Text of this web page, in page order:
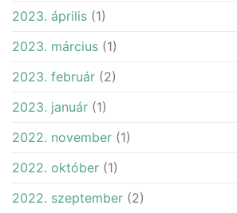
2023. április (1)
2023. március (1)
2023. február (2)
2023. január (1)
2022. november (1)
2022. október (1)
2022. szeptember (2)